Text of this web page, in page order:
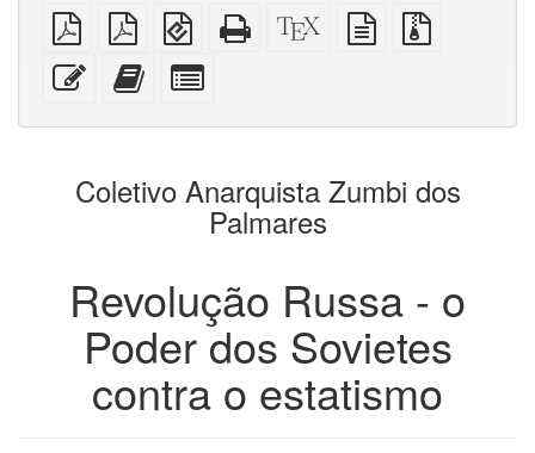
PDF
simples
PDF
imposto
sobre
EPUB
(para
dispositivos
móveis)
HTML
puro
Código-
fonte
fonte
em
Editar
esse
Adicionar
este
ao
de
livros
para
bookbuilder
Coletivo Anarquista Zumbi dos
Palmares
Revolução Russa - o
Poder dos Sovietes
contra o estatismo